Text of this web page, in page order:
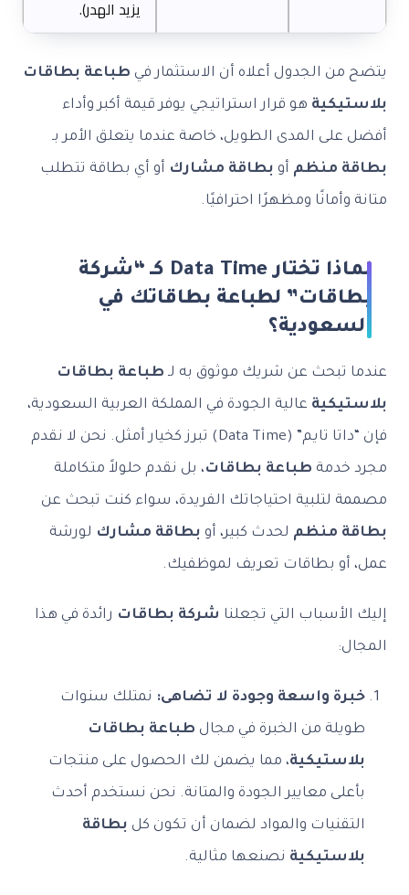
يزيد الهدر).
يتضح من الجدول أعلاه أن الاستثمار في طباعة بطاقات
بلاستيكية هو قرار استراتيجي يوفر قيمة أكبر وأداء
أفضل على المدى الطويل، خاصة عندما يتعلق الأمر بـ
بطاقة منظم أو بطاقة مشارك أو أي بطاقة تتطلب
متانة وأمانًا ومظهرًا احترافيًا.
لماذا تختار Data Time كـ “شركة
بطاقات” لطباعة بطاقاتك في
السعودية؟
عندما تبحث عن شريك موثوق به لـ طباعة بطاقات
بلاستيكية عالية الجودة في المملكة العربية السعودية،
فإن “داتا تايم” (Data Time) تبرز كخيار أمثل. نحن لا نقدم
مجرد خدمة طباعة بطاقات، بل نقدم حلولاً متكاملة
مصممة لتلبية احتياجاتك الفريدة، سواء كنت تبحث عن
بطاقة منظم لحدث كبير، أو بطاقة مشارك لورشة
عمل، أو بطاقات تعريف لموظفيك.
إليك الأسباب التي تجعلنا شركة بطاقات رائدة في هذا
المجال:
خبرة واسعة وجودة لا تضاهى: نمتلك سنوات
طويلة من الخبرة في مجال طباعة بطاقات
بلاستيكية، مما يضمن لك الحصول على منتجات
بأعلى معايير الجودة والمتانة. نحن نستخدم أحدث
التقنيات والمواد لضمان أن تكون كل بطاقة
بلاستيكية نصنعها مثالية.